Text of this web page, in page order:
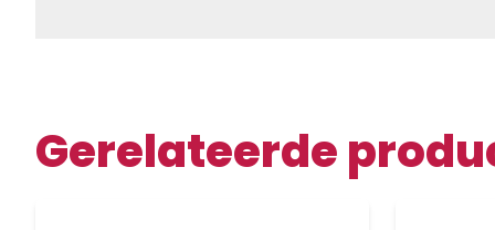
Gerelateerde